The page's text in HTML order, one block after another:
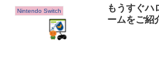
Nintendo Switch
もうすぐハ
ームをご紹